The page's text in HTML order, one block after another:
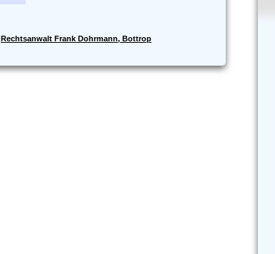
Rechtsanwalt Frank Dohrmann, Bottrop